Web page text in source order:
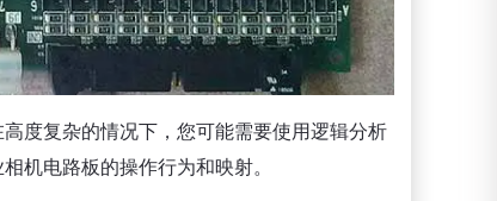
度复杂的情况下，您可能需要使用逻辑分析
机电路板的操作行为和映射。